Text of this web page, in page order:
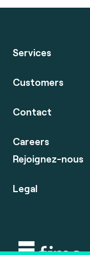
Services
Customers
Contact
Careers
Rejoignez-nous
Legal